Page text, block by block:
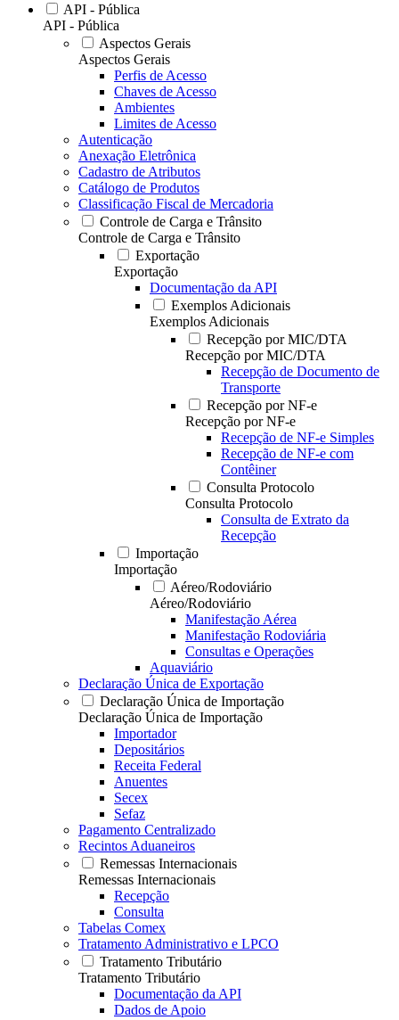
API - Pública
API - Pública
Aspectos Gerais
Aspectos Gerais
Perfis de Acesso
Chaves de Acesso
Ambientes
Limites de Acesso
Autenticação
Anexação Eletrônica
Cadastro de Atributos
Catálogo de Produtos
Classificação Fiscal de Mercadoria
Controle de Carga e Trânsito
Controle de Carga e Trânsito
Exportação
Exportação
Documentação da API
Exemplos Adicionais
Exemplos Adicionais
Recepção por MIC/DTA
Recepção por MIC/DTA
Recepção de Documento de
Transporte
Recepção por NF-e
Recepção por NF-e
Recepção de NF-e Simples
Recepção de NF-e com
Contêiner
Consulta Protocolo
Consulta Protocolo
Consulta de Extrato da
Recepção
Importação
Importação
Aéreo/Rodoviário
Aéreo/Rodoviário
Manifestação Aérea
Manifestação Rodoviária
Consultas e Operações
Aquaviário
Declaração Única de Exportação
Declaração Única de Importação
Declaração Única de Importação
Importador
Depositários
Receita Federal
Anuentes
Secex
Sefaz
Pagamento Centralizado
Recintos Aduaneiros
Remessas Internacionais
Remessas Internacionais
Recepção
Consulta
Tabelas Comex
Tratamento Administrativo e LPCO
Tratamento Tributário
Tratamento Tributário
Documentação da API
Dados de Apoio